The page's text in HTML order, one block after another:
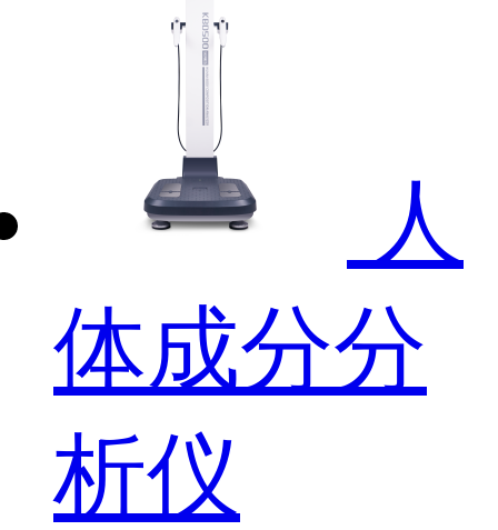
人
体成分分
析仪